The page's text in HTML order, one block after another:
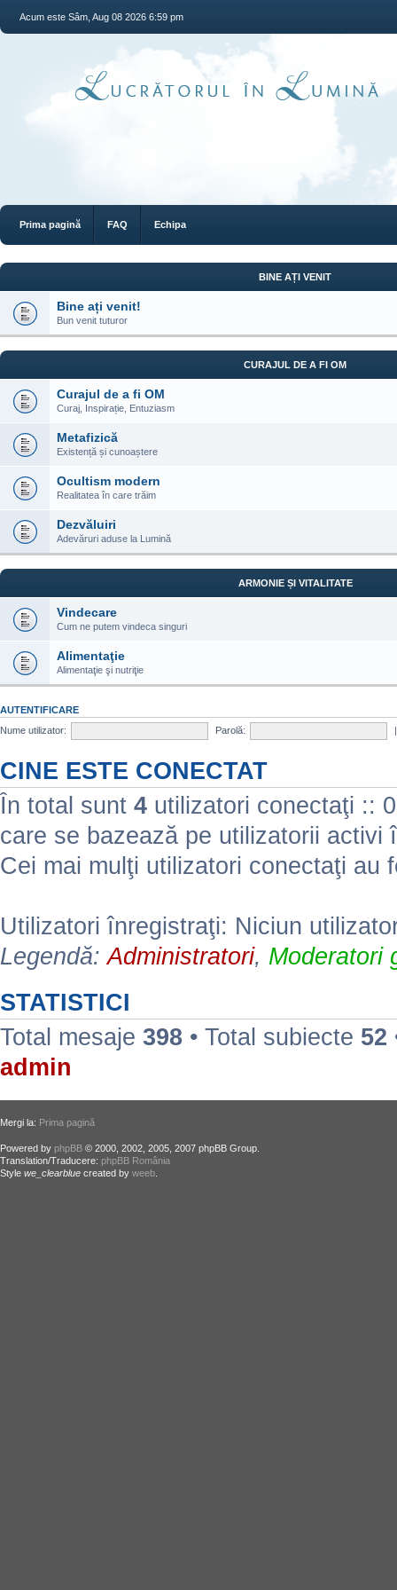
Acum este Sâm, Aug 08 2026 6:59 pm
Prima pagină FAQ Echipa
BINE AȚI VENIT
Bine ați venit!
Bun venit tuturor
CURAJUL DE A FI OM
Curajul de a fi OM
Curaj, Inspirație, Entuziasm
Metafizică
Existență și cunoaștere
Ocultism modern
Realitatea în care trăim
Dezvăluiri
Adevăruri aduse la Lumină
ARMONIE ȘI VITALITATE
Vindecare
Cum ne putem vindeca singuri
Alimentaţie
Alimentaţie şi nutriţie
AUTENTIFICARE
Nume utilizator:
Parolă:
CINE ESTE CONECTAT
În total sunt 4 utilizatori conectaţi ::
care se bazează pe utilizatorii activi
Cei mai mulţi utilizatori conectaţi au
Utilizatori înregistraţi: Niciun
Legendă:Administratori, Moderatori
STATISTICI
Total mesaje 398 • Total subiecte 52
admin
Mergi la: Prima pagină
Powered by phpBB © 2000, 2002, 2005, 2007 phpBB Group.
Translation/Traducere: phpBB România
Style we_clearblue created by weeb